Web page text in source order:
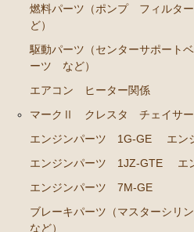
マークⅡ クレスタ チェイサー
GX100 GX105
エンジンパーツ 2JZ-GE
ーズシリンダー オーバーホ
エンジンパーツ 5M-GEU
燃料パーツ（ポンプ フィルタ
ど）
駆動パーツ（センターサポート
ーツ など）
エアコン ヒーター関係
マークⅡ クレスタ チェイサ
エンジンパーツ 1G-GE
エン
エンジンパーツ 1JZ-GTE
エ
エンジンパーツ 7M-GE
ブレーキパーツ（マスターシ
など）